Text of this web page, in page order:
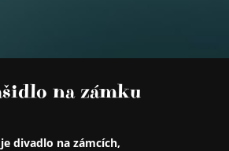
na zámku
divadlo na zámcích,